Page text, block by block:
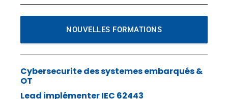
NOUVELLES FORMATIONS
Cybersecurite des systemes embarqués &
OT
Lead implémenter IEC 62443